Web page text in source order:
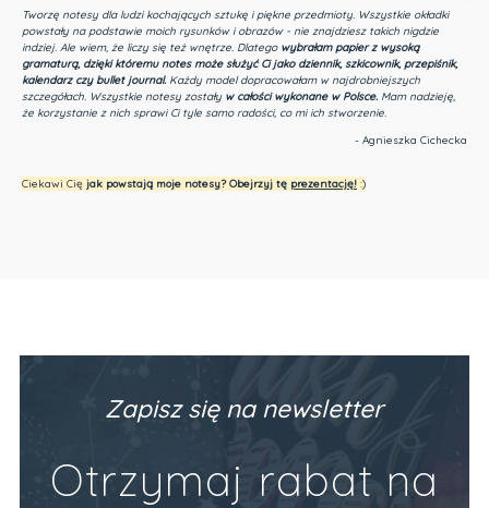
Tworzę notesy dla ludzi kochających sztukę i piękne przedmioty. Wszystkie okładki
powstały na podstawie moich rysunków i obrazów - nie znajdziesz takich nigdzie
indziej. Ale wiem, że liczy się też wnętrze. Dlatego wybrałam papier z wysoką
gramaturą, dzięki któremu notes może służyć Ci jako dziennik, szkicownik, przepiśnik,
kalendarz czy bullet journal. Każdy model dopracowałam w najdrobniejszych
szczegółach. Wszystkie notesy zostały w całości wykonane w Polsce.Mam nadzieję,
że korzystanie z nich sprawi Ci tyle samo radości, co mi ich stworzenie.
- Agnieszka Cichecka
Ciekawi Cięjak powstają moje notesy? Obejrzyj tę prezentację!:)
Zapisz się na newsletter
Otrzymaj rabat na